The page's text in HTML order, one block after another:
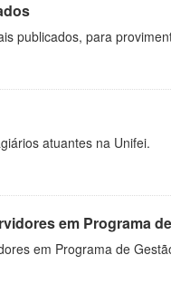
publicados, para
atuantes na Unifei.
em Programa
em Programa de